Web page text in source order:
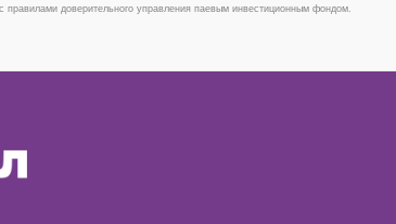
доверительного управления паевым инвестиционным фондом.